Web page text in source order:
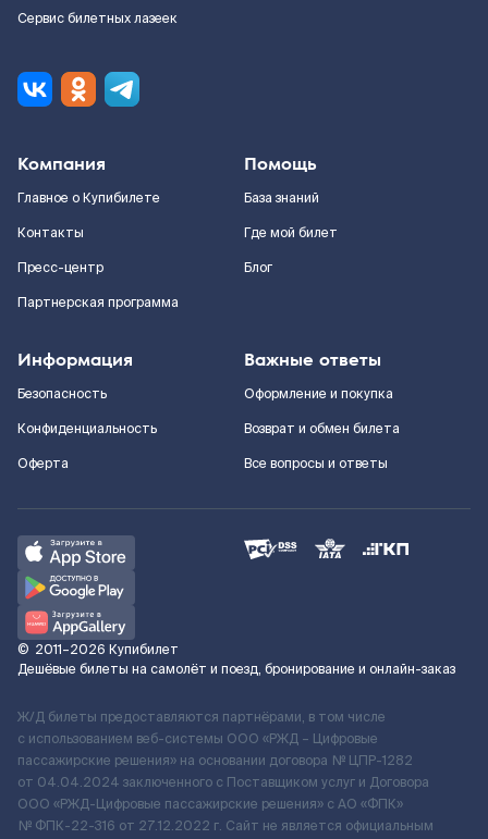
Сервис билетных лазеек
Компания
Главное о Купибилете
Контакты
Пресс-центр
Партнерская программа
Помощь
База знаний
Где мой билет
Блог
Информация
Безопасность
Конфиденциальность
Оферта
Важные ответы
Оформление и покупка
Возврат и обмен билета
Все вопросы и ответы
© 2011–2026 Купибилет
Дешёвые билеты на самолёт и поезд, бронирование и онлайн-заказ
Ж/Д билеты предоставляются партнёрами, в том числе
с использованием веб-системы ООО «РЖД – Цифровые
пассажирские решения» на основании договора № ЦПР-1282
от 04.04.2024 заключенного с Поставщиком услуг и Договора
ООО «РЖД-Цифровые пассажирские решения» c АО «ФПК»
№ ФПК-22-316 от 27.12.2022 г. Сайт не является официальным